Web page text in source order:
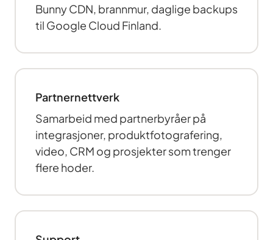
Bunny CDN, brannmur, daglige backups
til Google Cloud Finland.
Partnernettverk
Samarbeid med partnerbyråer på
integrasjoner, produktfotografering,
video, CRM og prosjekter som trenger
flere hoder.